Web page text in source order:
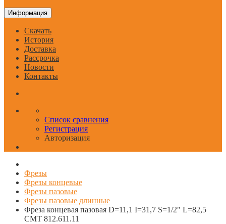
Информация
Скачать
История
Доставка
Рассрочка
Новости
Контакты
Список сравнения
Регистрация
Авторизация
Фрезы
Фрезы концевые
Фрезы пазовые
Фрезы пазовые длинные
Фреза концевая пазовая D=11,1 I=31,7 S=1/2" L=82,5
CMT 812.611.11